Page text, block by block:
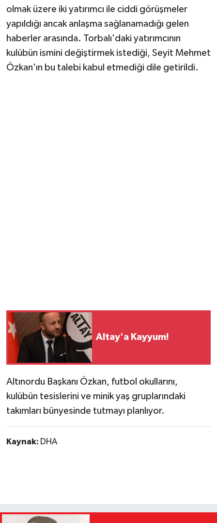
olmak üzere iki yatırımcı ile ciddi görüşmeler
yapıldığı ancak anlaşma sağlanamadığı gelen
haberler arasında. Torbalı'daki yatırımcının
kulübün ismini değiştirmek istediği, Seyit Mehmet
Özkan'ın bu talebi kabul etmediği dile getirildi.
Altay'a Kayyum!
Altınordu Başkanı Özkan, futbol okullarını,
kulübün tesislerini ve minik yaş gruplarındaki
takımları bünyesinde tutmayı planlıyor.
Kaynak: DHA